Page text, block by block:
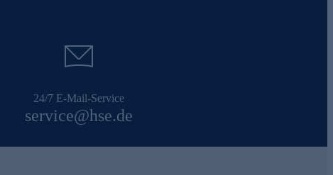
24/7 E-Mail-Service
service@hse.de